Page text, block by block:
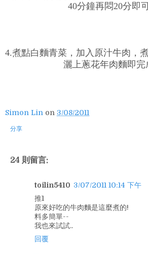
40分鐘再悶20分即可
4.煮點白麵青菜，加入原汁牛肉，
灑上蔥花年肉麵即完
Simon Lin on 3/08/2011
分享
24 則留言:
toilin5410 3/07/2011 10:14 下午
推1
原來好吃的牛肉麵是這麼煮的!
料多簡單--
我也來試試..
回覆